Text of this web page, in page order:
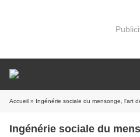
Accueil » Ingénérie sociale du mensonge, l'art
Ingénérie sociale du